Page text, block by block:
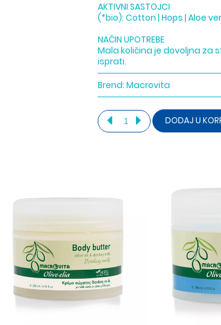
AKTIVNI SASTOJCI
(*bio): Cotton | Hops | Aloe
NAČIN UPOTREBE
Mala količina je dovoljna za
isprati.
Brend: Macrovita
DODAJ U